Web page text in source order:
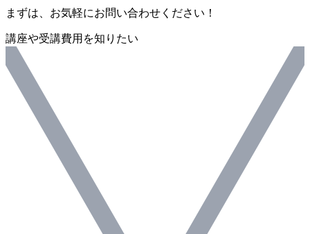
まずは、お気軽にお問い合わせください！
講座や受講費用を知りたい